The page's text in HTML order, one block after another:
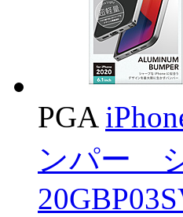
PGA
ンパー シ